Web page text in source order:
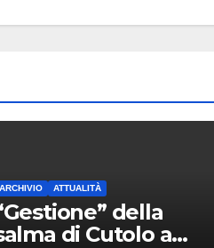
ARCHIVIO ATTUALITÀ
della
di Cutolo a